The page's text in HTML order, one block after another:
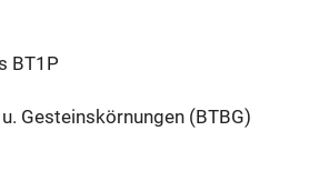
BT1P
Gesteinskörnungen (BTBG)